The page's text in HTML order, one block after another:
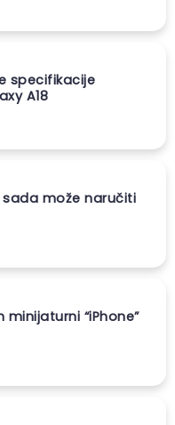
specifikacije
A18
može naručiti
“iPhone”